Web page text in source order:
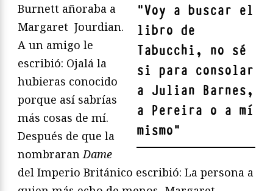
"Voy a buscar el
libro de
Tabucchi, no sé
si para consolar
a Julian Barnes,
a Pereira o a mí
mismo"
Burnett añoraba a
Margaret Jourdian.
A un amigo le
escribió: Ojalá la
hubieras conocido
porque así sabrías
más cosas de mí.
Después de que la
nombraran Dame
del Imperio Británico escribió: La persona a